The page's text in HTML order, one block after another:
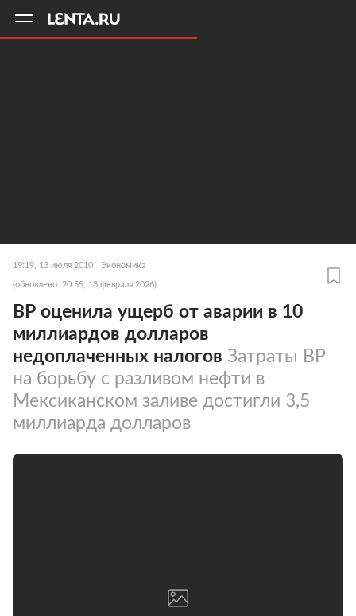
19:19, 13 июля 2010 Экономика
(обновлено: 20:55, 13 февраля 2026)
ВР оценила ущерб от аварии в 10
миллиардов долларов
недоплаченных налогов Затраты ВР
на борьбу с разливом нефти в
Мексиканском заливе достигли 3,5
миллиарда долларов